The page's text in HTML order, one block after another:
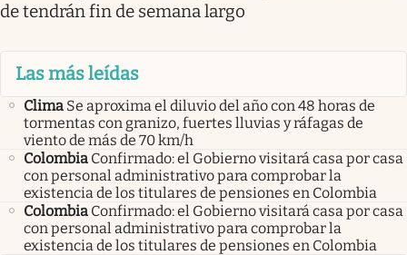
de tendrán fin de semana largo
Las más leídas
Clima Se aproxima el diluvio del año con 48 horas de
tormentas con granizo, fuertes lluvias y ráfagas de
viento de más de 70 km/h
Colombia Confirmado: el Gobierno visitará casa por casa
con personal administrativo para comprobar la
existencia de los titulares de pensiones en Colombia
Colombia Confirmado: el Gobierno visitará casa por casa
con personal administrativo para comprobar la
existencia de los titulares de pensiones en Colombia